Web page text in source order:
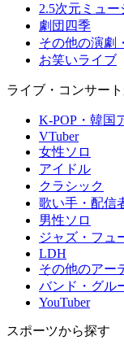
2.5次元ミュー
劇団四季
その他の演劇
お笑いライブ
ライブ・コンサー
K-POP・韓国
VTuber
女性ソロ
アイドル
クラシック
歌い手・配信
男性ソロ
ジャズ・フュ
LDH
その他のアー
バンド・グル
YouTuber
スポーツから探す